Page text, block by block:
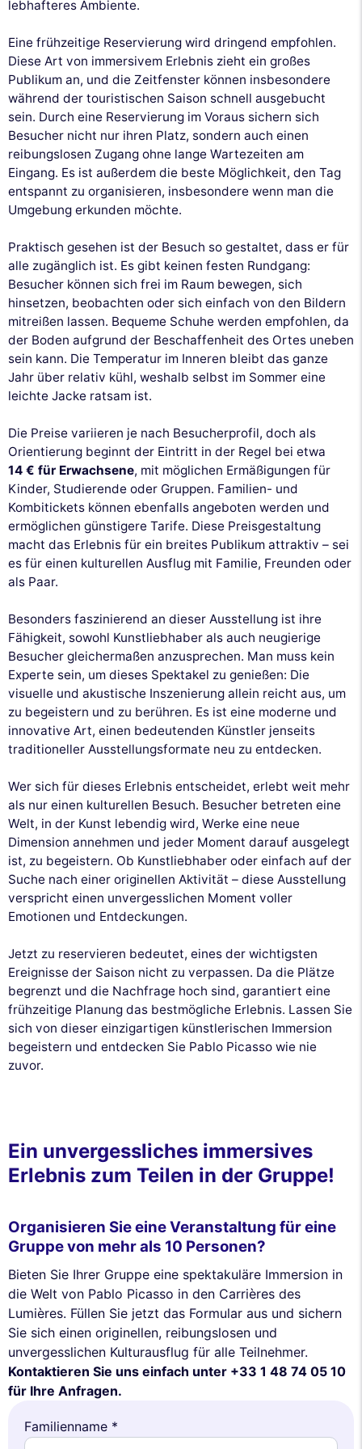
lebhafteres Ambiente.
Eine frühzeitige Reservierung wird dringend empfohlen.
Diese Art von immersivem Erlebnis zieht ein großes
Publikum an, und die Zeitfenster können insbesondere
während der touristischen Saison schnell ausgebucht
sein. Durch eine Reservierung im Voraus sichern sich
Besucher nicht nur ihren Platz, sondern auch einen
reibungslosen Zugang ohne lange Wartezeiten am
Eingang. Es ist außerdem die beste Möglichkeit, den Tag
entspannt zu organisieren, insbesondere wenn man die
Umgebung erkunden möchte.
Praktisch gesehen ist der Besuch so gestaltet, dass er für
alle zugänglich ist. Es gibt keinen festen Rundgang:
Besucher können sich frei im Raum bewegen, sich
hinsetzen, beobachten oder sich einfach von den Bildern
mitreißen lassen. Bequeme Schuhe werden empfohlen, da
der Boden aufgrund der Beschaffenheit des Ortes uneben
sein kann. Die Temperatur im Inneren bleibt das ganze
Jahr über relativ kühl, weshalb selbst im Sommer eine
leichte Jacke ratsam ist.
Die Preise variieren je nach Besucherprofil, doch als
Orientierung beginnt der Eintritt in der Regel bei etwa
14 € für Erwachsene, mit möglichen Ermäßigungen für
Kinder, Studierende oder Gruppen. Familien- und
Kombitickets können ebenfalls angeboten werden und
ermöglichen günstigere Tarife. Diese Preisgestaltung
macht das Erlebnis für ein breites Publikum attraktiv – sei
es für einen kulturellen Ausflug mit Familie, Freunden oder
als Paar.
Besonders faszinierend an dieser Ausstellung ist ihre
Fähigkeit, sowohl Kunstliebhaber als auch neugierige
Besucher gleichermaßen anzusprechen. Man muss kein
Experte sein, um dieses Spektakel zu genießen: Die
visuelle und akustische Inszenierung allein reicht aus, um
zu begeistern und zu berühren. Es ist eine moderne und
innovative Art, einen bedeutenden Künstler jenseits
traditioneller Ausstellungsformate neu zu entdecken.
Wer sich für dieses Erlebnis entscheidet, erlebt weit mehr
als nur einen kulturellen Besuch. Besucher betreten eine
Welt, in der Kunst lebendig wird, Werke eine neue
Dimension annehmen und jeder Moment darauf ausgelegt
ist, zu begeistern. Ob Kunstliebhaber oder einfach auf der
Suche nach einer originellen Aktivität – diese Ausstellung
verspricht einen unvergesslichen Moment voller
Emotionen und Entdeckungen.
Jetzt zu reservieren bedeutet, eines der wichtigsten
Ereignisse der Saison nicht zu verpassen. Da die Plätze
begrenzt und die Nachfrage hoch sind, garantiert eine
frühzeitige Planung das bestmögliche Erlebnis. Lassen Sie
sich von dieser einzigartigen künstlerischen Immersion
begeistern und entdecken Sie Pablo Picasso wie nie
zuvor.
Ein unvergessliches immersives
Erlebnis zum Teilen in der Gruppe!
Organisieren Sie eine Veranstaltung für eine
Gruppe von mehr als 10 Personen?
Bieten Sie Ihrer Gruppe eine spektakuläre Immersion in
die Welt von Pablo Picasso in den Carrières des
Lumières. Füllen Sie jetzt das Formular aus und sichern
Sie sich einen originellen, reibungslosen und
unvergesslichen Kulturausflug für alle Teilnehmer.
Kontaktieren Sie uns einfach unter +33 1 48 74 05 10
für Ihre Anfragen.
Familienname *